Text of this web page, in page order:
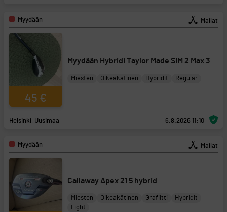
Myydään Mailat
45 €
Myydään Hybridi Taylor Made SIM 2 Max 3
Miesten Oikeakätinen Hybridit Regular
Helsinki, Uusimaa 6.8.2026 11:10
Myydään Mailat
Callaway Apex 21 5 hybrid
Miesten Oikeakätinen Grafiitti
Hybridit
Light